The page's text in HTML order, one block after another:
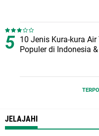
10 Jenis Kura-kura
Populer di Indonesia
JELAJAHI